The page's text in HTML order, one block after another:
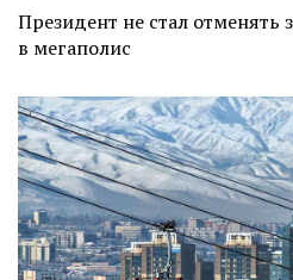
Президент не стал отменять
в мегаполис